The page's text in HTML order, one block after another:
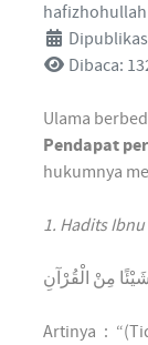
hafizhohullah
Dibaca:
Ulama
Pendapat
hukumnya
1. Hadits Ibnu
مِنْ الْقُرْآنِ
Artinya :